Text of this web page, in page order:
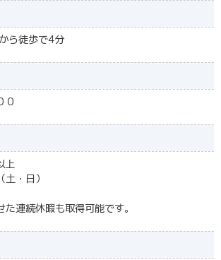
ら徒歩で4分
０
上
土・日）
連続休暇も取得可能です。